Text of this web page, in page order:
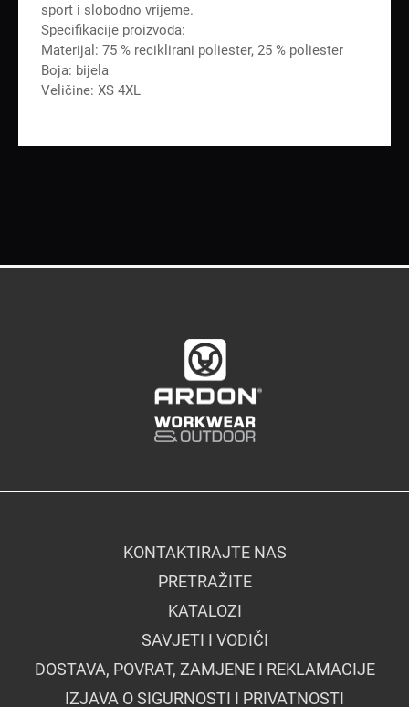
sport i slobodno vrijeme.
Specifikacije proizvoda:
Materijal: 75 % reciklirani poliester, 25 % poliester
Boja: bijela
Veličine: XS 4XL
KONTAKTIRAJTE NAS
PRETRAŽITE
KATALOZI
SAVJETI I VODIČI
DOSTAVA, POVRAT, ZAMJENE I REKLAMACIJE
IZJAVA O SIGURNOSTI I PRIVATNOSTI